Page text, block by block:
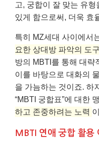
고, 궁합이 잘 맞는 유
있게 함으로써, 더욱 효
특히 MZ세대 사이에서
요한 상대방 파악의 도구
방의 MBTI를 통해 대략
이를 바탕으로 대화의
을 가늠하는 것이죠. 하
“MBTI 궁합표”에 대한
하고 존중하려는 노력
MBTI 연애 궁합 활